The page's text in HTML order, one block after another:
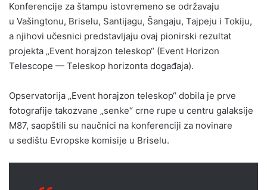
Konferencije za štampu istovremeno se održavaju
u Vašingtonu, Briselu, Santijagu, Šangaju, Tajpeju i Tokiju,
a njihovi učesnici predstavljaju ovaj pionirski rezultat
projekta „Event horajzon teleskop“ (Event Horizon
Telescope — Teleskop horizonta događaja).
Opservatorija „Event horajzon teleskop“ dobila je prve
fotografije takozvane „senke“ crne rupe u centru galaksije
M87, saopštili su naučnici na konferenciji za novinare
u sedištu Evropske komisije u Briselu.